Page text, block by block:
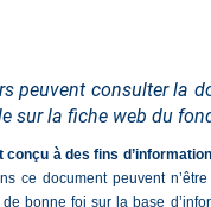
peuvent consulter la
sur la fiche web du
à des fins
ce document peuvent
bonne foi sur la base